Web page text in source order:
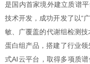
是国内首家境外建立质谱
技术开发，成功开发了以“
敏、广覆盖的代谢组检测
蛋白组产品，搭建了行业领
式AI云平台，取得多项质